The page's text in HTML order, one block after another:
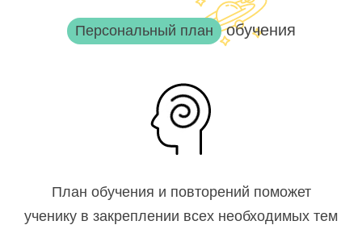
Персональный план обучения
План обучения и повторений поможет
ученику в закреплении всех необходимых тем